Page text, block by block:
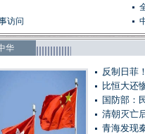
访问
华
反制日菲
比恒大还
国防部：
清朝灭亡
青海发现